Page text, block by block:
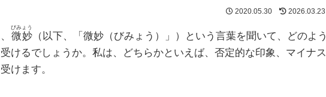
2020.05.30 2026.03.23
微妙
びみょう
（以下、「微妙（びみょう）」）という言葉を聞いて、どのよう
けるでしょうか。私は、どちらかといえば、否定的な印象、マイナス
けます。